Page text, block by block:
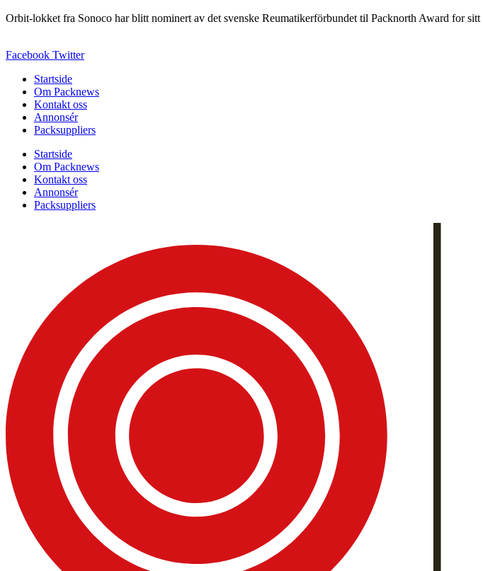
Orbit-lokket fra Sonoco har blitt nominert av det svenske Reumatikerförbundet til Packnorth Award for
Facebook Twitter
Startside
Om Packnews
Kontakt oss
Annonsér
Packsuppliers
Startside
Om Packnews
Kontakt oss
Annonsér
Packsuppliers